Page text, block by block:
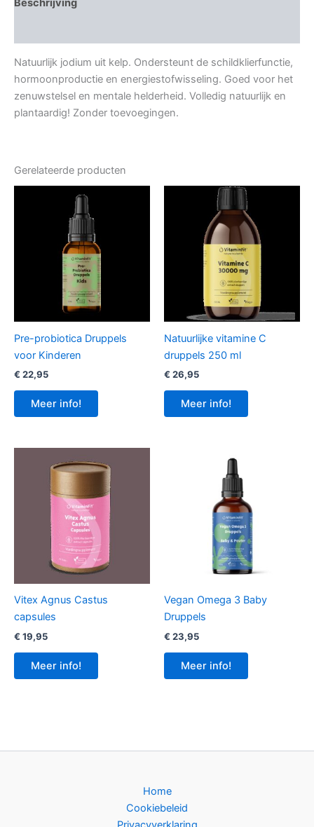
Beschrijving
Natuurlijk jodium uit kelp. Ondersteunt de schildklierfunctie,
hormoonproductie en energiestofwisseling. Goed voor het
zenuwstelsel en mentale helderheid. Volledig natuurlijk en
plantaardig! Zonder toevoegingen.
Gerelateerde producten
Pre-probiotica Druppels
voor Kinderen
€ 22,95
Meer info!
Natuurlijke vitamine C
druppels 250 ml
€ 26,95
Meer info!
Vitex Agnus Castus
capsules
€ 19,95
Meer info!
Vegan Omega 3 Baby
Druppels
€ 23,95
Meer info!
Home
Cookiebeleid